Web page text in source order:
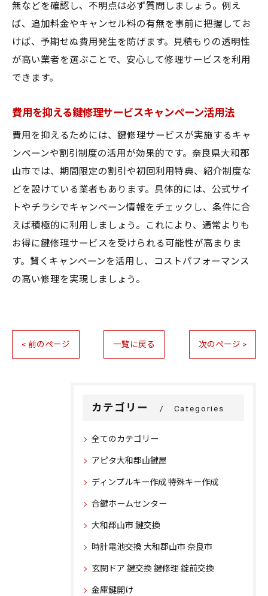
無などを確認し、不明点は必ず質問しましょう。例え
ば、追加料金やキャンセル料の有無を事前に把握してお
けば、予期せぬ費用発生を防げます。見積もりの透明性
が高い業者を選ぶことで、安心して修理サービスを利用
できます。
費用を抑える鍵修理サービスキャンペーン活用法
費用を抑えるためには、鍵修理サービスが実施するキャ
ンペーンや割引制度の活用が効果的です。奈良県大和郡
山市では、期間限定の割引や初回利用特典、紹介制度な
どを設けている業者もあります。具体的には、公式サイ
トやチラシでキャンペーン情報をチェックし、条件に合
えば積極的に利用しましょう。これにより、通常よりも
お得に鍵修理サービスを受けられる可能性が高まりま
す。賢くキャンペーンを活用し、コストパフォーマンス
の高い修理を実現しましょう。
< 前のページ 一覧に戻る 次のページ >
カテゴリー Categories
全てのカテゴリー
アピタ大和郡山鍵屋
ディンプルキー作成 特殊キー作成
合鍵ホームセンター
大和郡山市 鍵交換
時計電池交換 大和郡山市 奈良市
玄関ドア 鍵交換 鍵修理 錠前交換
金庫鍵開け